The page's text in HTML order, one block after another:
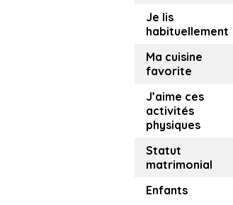
Je lis
habituellement
Ma cuisine
favorite
J’aime ces
activités
physiques
Statut
matrimonial
Enfants